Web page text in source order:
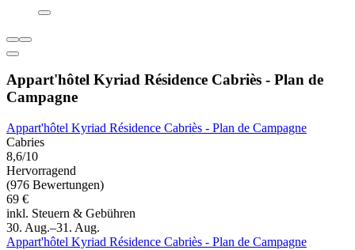
Appart'hôtel Kyriad Résidence Cabriès - Plan de
Campagne
Appart'hôtel Kyriad Résidence Cabriès - Plan de Campagne
Cabries
8,6/10
Hervorragend
(976 Bewertungen)
69 €
inkl. Steuern & Gebühren
30. Aug.–31. Aug.
Appart'hôtel Kyriad Résidence Cabriès - Plan de Campagne